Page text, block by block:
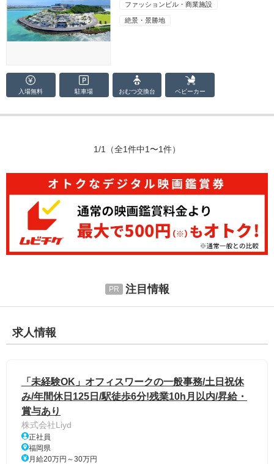
ファッションビル・商業施設
絶景・景勝地
入場無料 駐車場 おむつ交換台 ベビーカー
1/1 （全1件中1〜1件）
注目情報
求人情報
「未経験OK」オフィスワークの一般事務/土日祝休
み/年間休日125日/駅徒歩6分!残業10h月以内/昇給・
賞与あり
株式会社Liyd
正社員
福岡県
月給20万円～30万円